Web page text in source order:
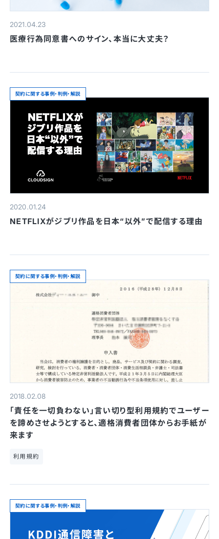
2021.04.23
医療行為同意書へのサイン、本当に大丈夫？
契約に関する事例・判例・解説
2020.01.24
NETFLIXがジブリ作品を日本“以外”で配信する理由
契約に関する事例・判例・解説
2018.02.08
「責任を一切負わない」言い切り型利用規約でユーザー
を諦めさせようとすると、適格消費者団体からお手紙が
来ます
利用規約
契約に関する事例・判例・解説